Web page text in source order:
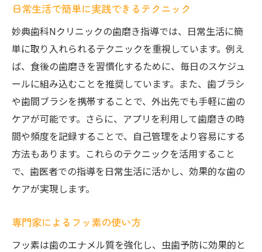
日常生活で簡単に実践できるテクニック
妙典歯科Nクリニックの歯磨き指導では、日常生活に簡
単に取り入れられるテクニックを重視しています。例え
ば、食後の歯磨きを習慣化するために、毎日のスケジュ
ールに組み込むことを推奨しています。また、歯ブラシ
や歯間ブラシを携帯することで、外出先でも手軽に歯の
ケアが可能です。さらに、アプリを利用して歯磨きの時
間や頻度を記録することで、自己管理をより容易にする
方法もあります。これらのテクニックを活用すること
で、歯医者での指導を日常生活に活かし、効果的な歯の
ケアが実現します。
専門家によるフッ素の使い方
フッ素は歯のエナメル質を強化し、虫歯予防に効果的と